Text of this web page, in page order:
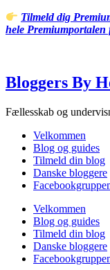
Videre
til
Tilmeld dig
hele
Bloggers By
Fællesskab og
Velkommen
Blog og guides
Tilmeld din blog
Danske bloggere
Velkommen
Blog og guides
Tilmeld din blog
Danske bloggere